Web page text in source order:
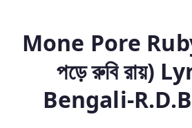
Mone Pore
পড়ে রুবি রায়)
Bengali-